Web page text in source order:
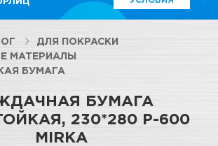
ДЛЯ ПОКРАСКИ
МАТЕРИАЛЫ
БУМАГА
БУМАГА
230*280 Р-600
MIRKA